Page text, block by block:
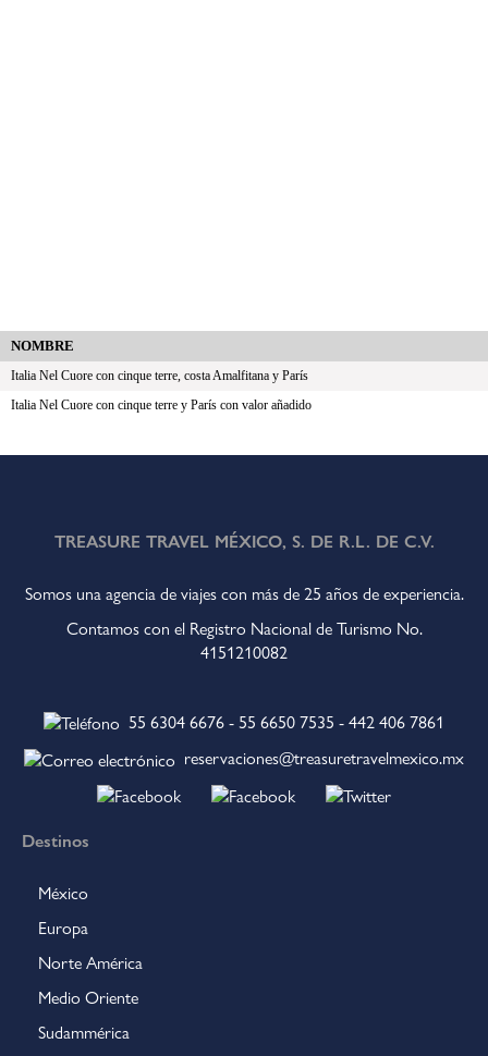
NOMBRE
Italia Nel Cuore con cinque terre, costa Amalfitana y París
Italia Nel Cuore con cinque terre y París con valor añadido
TREASURE TRAVEL MÉXICO, S. DE R.L. DE C.V.
Somos una agencia de viajes con más de 25 años de experiencia.
Contamos con el Registro Nacional de Turismo No.
4151210082
55 6304 6676 - 55 6650 7535 - 442 406 7861
reservaciones@treasuretravelmexico.mx
Destinos
México
Europa
Norte América
Medio Oriente
Sudammérica